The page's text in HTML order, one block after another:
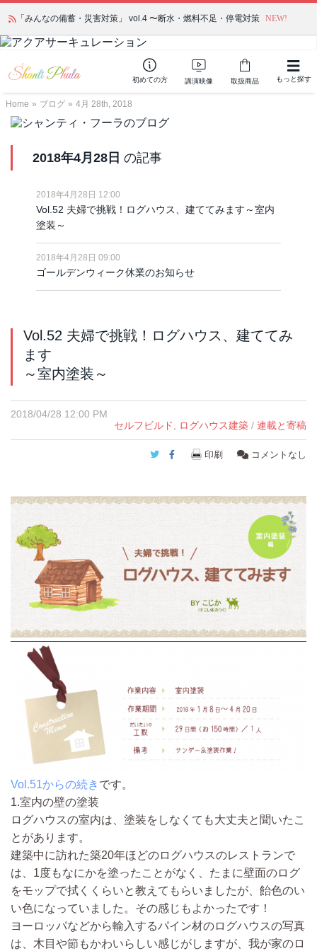
「みんなの備蓄・災害対策」 vol.4 〜断水・燃料不足・停電対策 NEW!
初めての方 講演映像 取扱商品 もっと探す
Home » ブログ » 4月 28th, 2018
2018年4月28日 の記事
2018年4月28日 12:00
Vol.52 夫婦で挑戦！ログハウス、建ててみます～室内
塗装～
2018年4月28日 09:00
ゴールデンウィーク休業のお知らせ
Vol.52 夫婦で挑戦！ログハウス、建ててみ
ます
～室内塗装～
2018/04/28 12:00 PM
セルフビルド
ログハウス建築 / 連載と寄稿
Twitter
Facebook
印刷 コメントなし
Vol.51からの続き です。
1.室内の壁の塗装
ログハウスの室内は、塗装をしなくても大丈夫と聞いたこ
とがあります。
建築中に訪れた築20年ほどのログハウスのレストランで
は、1度もなにかを塗ったことがなく、たまに壁面のログ
をモップで拭くくらいと教えてもらいましたが、飴色のい
い色になっていました。その感じもよかったです！
ヨーロッパなどから輸入するパイン材のログハウスの写真
は、木目や節もかわいらしい感じがしますが、我が家のロ